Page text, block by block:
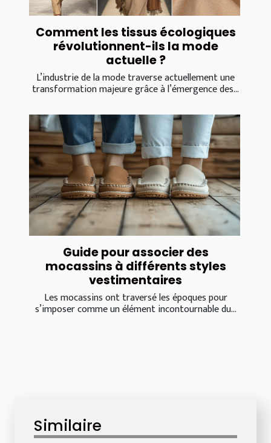
Comment les tissus écologiques
révolutionnent-ils la mode
actuelle ?
L’industrie de la mode traverse actuellement une
transformation majeure grâce à l’émergence des...
Guide pour associer des
mocassins à différents styles
vestimentaires
Les mocassins ont traversé les époques pour
s’imposer comme un élément incontournable du...
Similaire